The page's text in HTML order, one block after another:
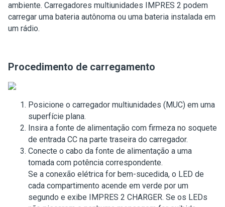
ambiente. Carregadores multiunidades IMPRES 2 podem
carregar uma bateria autônoma ou uma bateria instalada em
um rádio.
Procedimento de carregamento
Posicione o carregador multiunidades (MUC) em uma
superfície plana.
Insira a fonte de alimentação com firmeza no soquete
de entrada CC na parte traseira do carregador.
Conecte o cabo da fonte de alimentação a uma
tomada com potência correspondente.
Se a conexão elétrica for bem-sucedida, o LED de
cada compartimento acende em verde por um
segundo e exibe IMPRES 2 CHARGER. Se os LEDs